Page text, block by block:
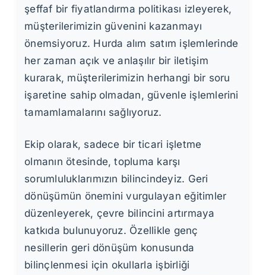
şeffaf bir fiyatlandırma politikası izleyerek,
müşterilerimizin güvenini kazanmayı
önemsiyoruz. Hurda alım satım işlemlerinde
her zaman açık ve anlaşılır bir iletişim
kurarak, müşterilerimizin herhangi bir soru
işaretine sahip olmadan, güvenle işlemlerini
tamamlamalarını sağlıyoruz.
Ekip olarak, sadece bir ticari işletme
olmanın ötesinde, topluma karşı
sorumluluklarımızın bilincindeyiz. Geri
dönüşümün önemini vurgulayan eğitimler
düzenleyerek, çevre bilincini artırmaya
katkıda bulunuyoruz. Özellikle genç
nesillerin geri dönüşüm konusunda
bilinçlenmesi için okullarla işbirliği